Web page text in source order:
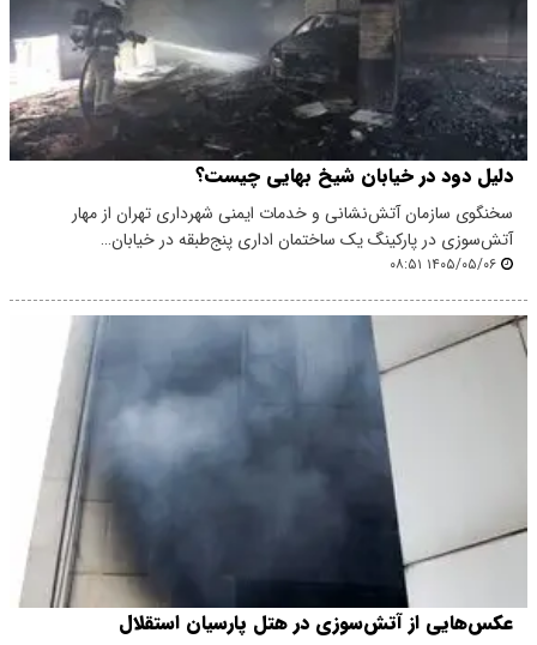
دلیل دود در خیابان شیخ بهایی چیست؟
سخنگوی سازمان آتش‌نشانی و خدمات ایمنی شهرداری تهران از مهار
آتش‌سوزی در پارکینگ یک ساختمان اداری پنج‌طبقه در خیابان…
۱۴۰۵/۰۵/۰۶ ۰۸:۵۱
عکس‌هایی از آتش‌سوزی در هتل پارسیان استقلال